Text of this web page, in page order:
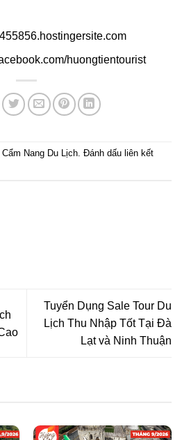
huongtientourist
Cẩm Nang Du Lịch. Đánh dấu liên kết
Tuyển Dụng Sale Tour Du
Lịch Thu Nhập Tốt Tại Đà
Lạt và Ninh Thuận